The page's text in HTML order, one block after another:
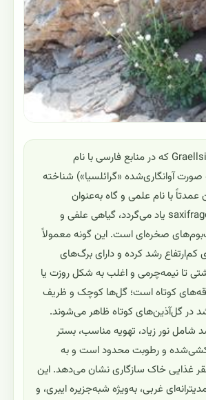
Graellsia saxifragifolia که در منابع فارسی با نام
آوانگاری‌شده «گرائلسیا») شناخته
با نام علمی و گاه به‌عنوان
saxifrage-like Graellsia یاد می‌گردد، گیاهی علفی و
صخره‌ای است. این گونه معمولاً
رشد کرده و دارای برگ‌های
تا نیمه‌چرمی و اغلب به شکل روزت یا
کوتاه است؛ گل‌ها کوچک و ظریف
در گل‌آذین‌های کوتاه ظاهر می‌شوند.
نور زیاد، تهویه مناسب، بستر
و رطوبت محدود است و به
غذایی خاک سازگاری نشان می‌دهد. این
غربی، به‌ویژه شبه‌جزیره ایبری، و